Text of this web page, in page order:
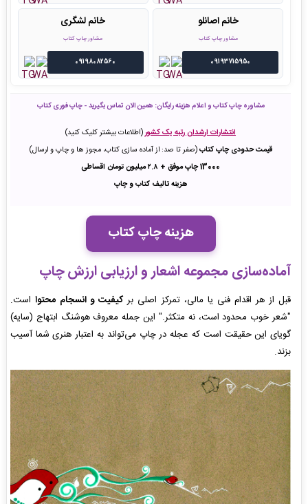
خانم اصانلو
مشاور چاپ کتاب
09193715950
خانم لشگری
مشاور چاپ کتاب
09198082560
مشاوره چاپ کتاب و اعلام هزینه رایگان: همین الان تماس بگیرید - چاپ فوری کتاب
انتشارات ارشدان رتبه یک کشور(اطلاعات بیشتر کلیک کنید)
قیمت حدودی چاپ کتاب(صفر تا صد: از آماده سازی کتاب، مجوز ها و چاپ و ارسال)
13000 چاپ موفق + ۲.۸ میلیون تومان اقساطی
هزینه تالیف کتاب و چاپ
هزینه چاپ کتاب
آماده‌سازی مجموعه اشعار و ارزیابی ارزش چاپ
قبل از هر اقدام فنی یا مالی، تمرکز اصلی برکیفیت و انسجام محتوا است.
"شعر خوب محدود است، نه متکثر." این جمله معروف هوشنگ ابتهاج (سایه)
گویای این حقیقت است که عجله در چاپ می‌تواند به اعتبار هنری شما آسیب
بزند.